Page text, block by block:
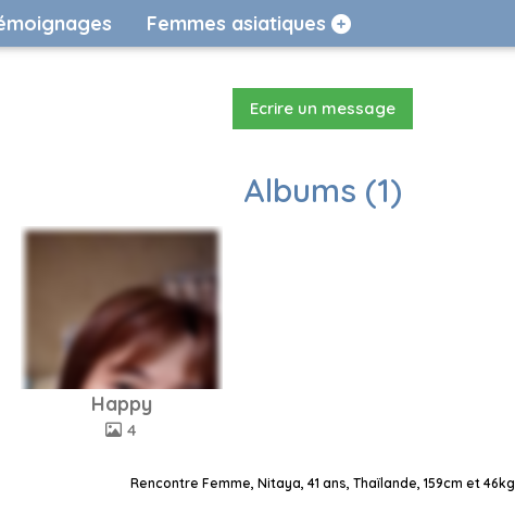
Femmes asiatiques
Ecrire un message
Albums (1)
Happy​
4
Rencontre Femme, Nitaya, 41 ans, Thaïlande, 159cm et 46kg